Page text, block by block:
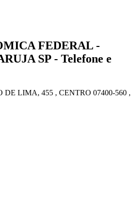
FEDERAL -
SP - Telefone e
DE LIMA, 455 , CENTRO 07400-560 ,